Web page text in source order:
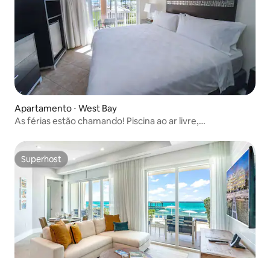
Apartamento ⋅ West Bay
As férias estão chamando! Piscina ao ar livre,
Superhost
Superhost